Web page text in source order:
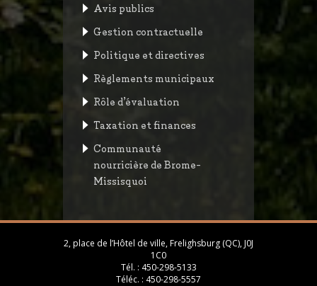
Avis publics
Gestion contractuelle
Politique et directives
Règlements municipaux
Rôle d’évaluation
Taxation et finances
Communauté
nourricière de Brome-
Missisquoi
2, place de l’Hôtel de ville, Frelighsburg (QC), J0J
1C0
Tél. : 450-298-5133
Téléc. : 450-298-5557